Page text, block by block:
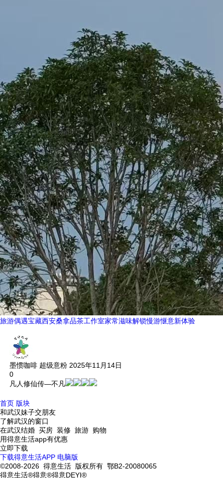
旅游偶遇宝藏西安桑拿品茶工作室家常滋味解锁慢游惬意新体验
墨惯咖啡 超级意粉 2025年11月14日
0
凡人修仙传—不凡
首页 版块
和武汉妹子交朋友
了解武汉的窗口
在武汉结婚 买房 装修 旅游 购物
用得意生活app有优惠
立即下载
下载得意生活APP 电脑版
©2008-2026 得意生活 版权所有 鄂B2-20080065
得意生活®得意®得意DEYI®